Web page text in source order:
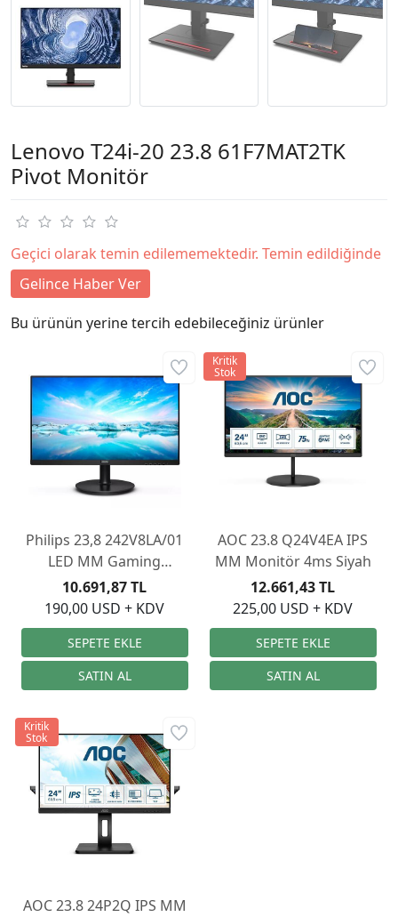
Lenovo T24i-20 23.8 61F7MAT2TK
Pivot Monitör
Geçici olarak temin edilememektedir. Temin edildiğinde
Gelince Haber Ver
Bu ürünün yerine tercih edebileceğiniz ürünler
Philips 23,8 242V8LA/01
LED MM Gaming
Monitör 4ms
190,00 USD + KDV
10.691,87 TL
AOC 23.8 Q24V4EA IPS
MM Monitör 4ms Siyah
225,00 USD + KDV
12.661,43 TL
Kritik
Stok
AOC 23.8 24P2Q IPS MM
Kritik
Stok